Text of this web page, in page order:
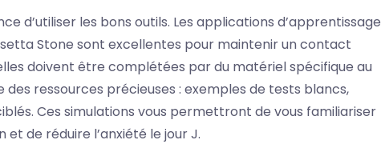
d’utiliser les bons outils. Les applications d’apprentissage
Stone sont excellentes pour maintenir un contact
doivent être complétées par du matériel spécifique au
des ressources précieuses : exemples de tests blancs,
Ces simulations vous permettront de vous familiariser
de réduire l’anxiété le jour J.